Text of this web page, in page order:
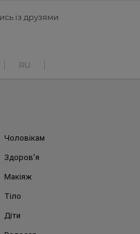
із друзями
RU
Чоловікам
Здоров'я
Макіяж
Тіло
Діти